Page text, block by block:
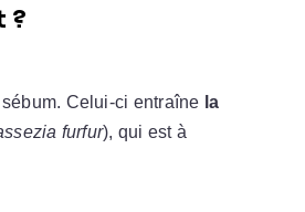
?
Celui-ci entraîne la
furfur), qui est à